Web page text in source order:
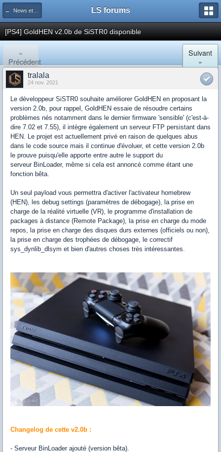
← News et actualités postées sur LS LS forums
[PS4] GoldHEN v2.0b de SiSTR0 disponible
«
Précédent
Suivant
»
tralala
24 nov. 2021
Le développeur SiSTR0 souhaite améliorer GoldHEN en proposant la
version 2.0b, pour rappel, GoldHEN essaie de résoudre certains
problèmes nés notamment dans le dernier firmware 'sensible' (c'est-à-
dire 7.02 et 7.55), il intègre également un serveur FTP persistant dans
HEN. Le projet est actuellement privé en raison de quelques abus
dans le code source mais il continue d'évoluer, et cette version 2.0b
le prouve puisqu'elle apporte entre autre le support du
serveur BinLoader, même si cela est annoncé comme étant une
fonction bêta.
Un seul payload vous permettra d'activer l'activateur homebrew
(HEN), les debug settings (paramètres de débogage), la prise en
charge de la réalité virtuelle (VR), le programme d'installation de
packages à distance (Remote Package), la prise en charge du mode
repos, la prise en charge des disques durs externes (officiels ou non),
la prise en charge des trophées de débogage, le correctif
sys_dynlib_dlsym et bien d'autres choses très intéressantes.
Changelog de cette v2.0b :
- Serveur BinLoader ajouté (version bêta).